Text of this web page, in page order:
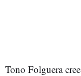
Tono Folguera